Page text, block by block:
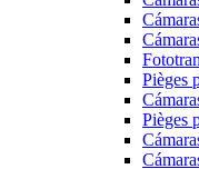
Pièges
Pièges